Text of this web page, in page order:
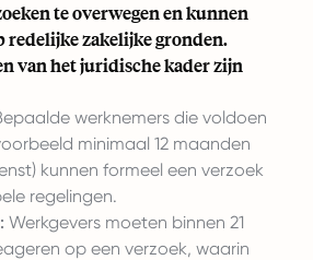
te overwegen en kunnen
redelijke zakelijke gronden.
van het juridische kader zijn
werknemers die voldoen
minimaal 12 maanden
kunnen formeel een verzoek
regelingen.
Werkgevers moeten binnen 21
op een verzoek, waarin